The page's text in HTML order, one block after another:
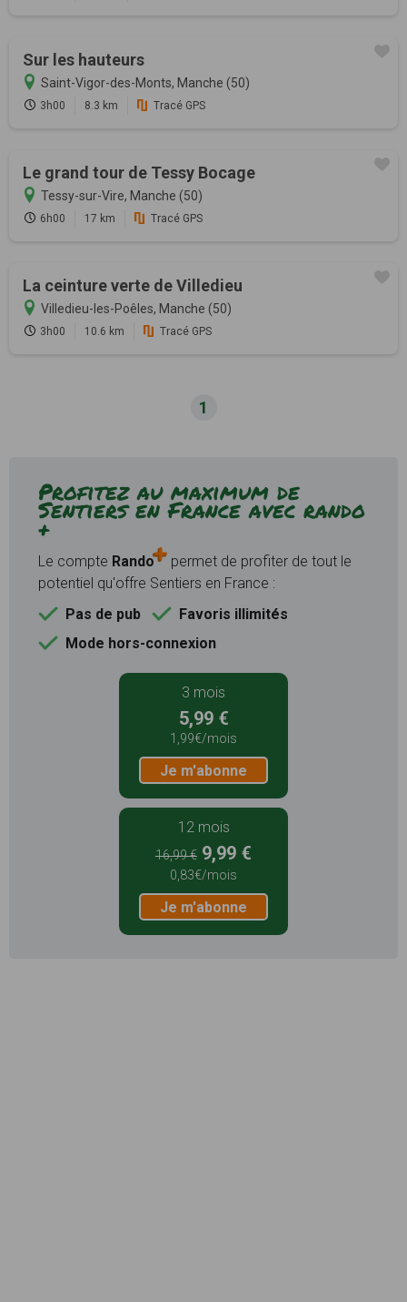
Sur les hauteurs
Saint-Vigor-des-Monts, Manche (50)
3h00 8.3 km Tracé GPS
Le grand tour de Tessy Bocage
Tessy-sur-Vire, Manche (50)
6h00 17 km Tracé GPS
La ceinture verte de Villedieu
Villedieu-les-Poêles, Manche (50)
3h00 10.6 km Tracé GPS
1
Profitez au maximum de
Sentiers en France avec rando
+
Le compte Rando
permet de profiter de tout le
potentiel qu'offre Sentiers en France :
Pas de pub
Favoris illimités
Mode hors-connexion
3 mois
5,99 €
1,99€/mois
Je m'abonne
12 mois
16,99 € 9,99 €
0,83€/mois
Je m'abonne